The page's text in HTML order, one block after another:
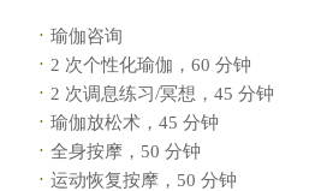
瑜伽咨询
2 次个性化瑜伽，60 分钟
2 次调息练习/冥想，45 分钟
瑜伽放松术，45 分钟
全身按摩，50 分钟
运动恢复按摩，50 分钟